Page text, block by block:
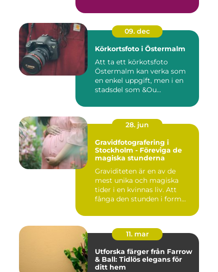
09. dec
Körkortsfoto i Östermalm
Att ta ett körkotsfoto
Östermalm kan verka som
en enkel uppgift, men i en
stadsdel som &Ou...
28. jun
Gravidfotografering i
Stockholm - Föreviga de
magiska stunderna
Graviditeten är en av de
mest unika och magiska
tider i en kvinnas liv. Att
fånga den stunden i form...
11. mar
Utforska färger från Farrow
& Ball: Tidlös elegans för
ditt hem